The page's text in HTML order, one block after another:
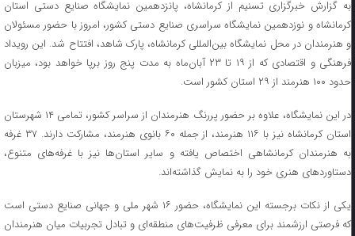
به گزارش خبرگزاری تسنیم از کرمانشاه، پانزدهمین نمایشگاه صنایع دستی استان
کرمانشاه و نوزدهمین نمایشگاه سراسری صنایع دستی کشور، امروز با حضور مسئولان
و هنرمندان در محل نمایشگاه بین‌المللی کرمانشاه، پارک شاهد، افتتاح شد. این رویداد
فرهنگی و اقتصادی که از ۱۹ تا ۲۳ آبان‌ماه به مدت پنج روز برپا خواهد بود، میزبان
حدود ۱۰۰ هنرمند از ۲۹ استان کشور است.
در این نمایشگاه، علاوه بر حضور پررنگ هنرمندان از سراسر کشور، تمامی ۱۴ شهرستان
استان کرمانشاه نیز با ۱۱۶ هنرمند، از جمله ۶۰ بانوی هنرمند، مشارکت دارند. ۳۷ غرفه
به هنرمندان کرمانشاهی اختصاص یافته و سایر استان‌ها نیز با غرفه‌های متنوع،
دستاوردهای هنری خود را به نمایش گذاشته‌اند.
یکی از نکات برجسته این نمایشگاه، حضور ۱۶ شهر ملی و جهانی صنایع دستی است
که فرصتی ارزشمند برای معرفی ظرفیت‌های منطقه‌ای و تبادل تجربیات میان هنرمندان